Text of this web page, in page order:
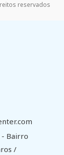
reservados
- Bairro
/